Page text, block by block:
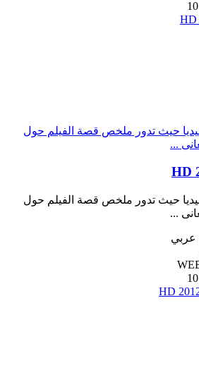
حيث تدور ملخص قصة الفيلم حول
...
حيث تدور ملخص قصة الفيلم حول
...
عربي